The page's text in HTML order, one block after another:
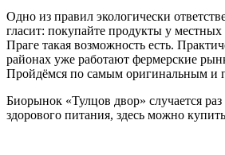
Одно из правил экологически
гласит: покупайте продукты у
Праге такая возможность есть.
районах уже работают фермерские
Пройдёмся по самым оригинальным и
Биорынок «Тулцов двор» случается
здорового питания, здесь можно